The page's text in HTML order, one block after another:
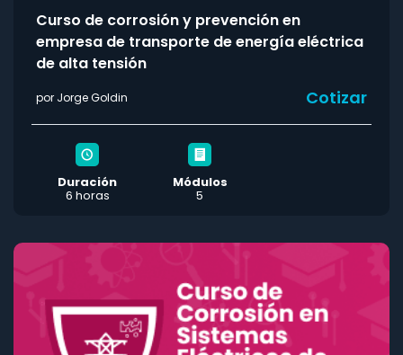
Curso de corrosión y prevención en
empresa de transporte de energía eléctrica
de alta tensión
por Jorge Goldin Cotizar
Duración
6 horas
Módulos
5